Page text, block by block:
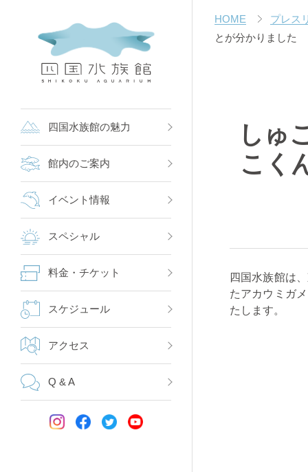
四国水族館の魅力
館内のご案内
イベント情報
スペシャル
料金・チケット
スケジュール
アクセス
Q & A
HOME プレス
とが分かりました
しゅ
こく
四国水族館は
たアカウミガ
たします。